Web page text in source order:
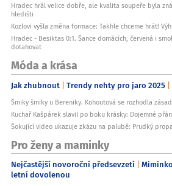
Hradec hrál velice dobře, ale kvalita soupeře byla
hledišti
Kozlovi vyšla změna formace: Takhle chceme hrát!
Hradec - Besiktas 0:1. Šance domácích, červená i
dotahovat
Móda a krása
Jak zhubnout Trendy nehty pro jaro 2025
Šmiky šmiky u Bereniky. Kohoutová se rozhodla
Kuchař Kašpárek slavil po boku krásky: Dojemné
Šokující video ukazuje zkázu na palubě: Prudký
Pro ženy a maminky
Nejčastější novoroční předsevzetí
letní dovolenou